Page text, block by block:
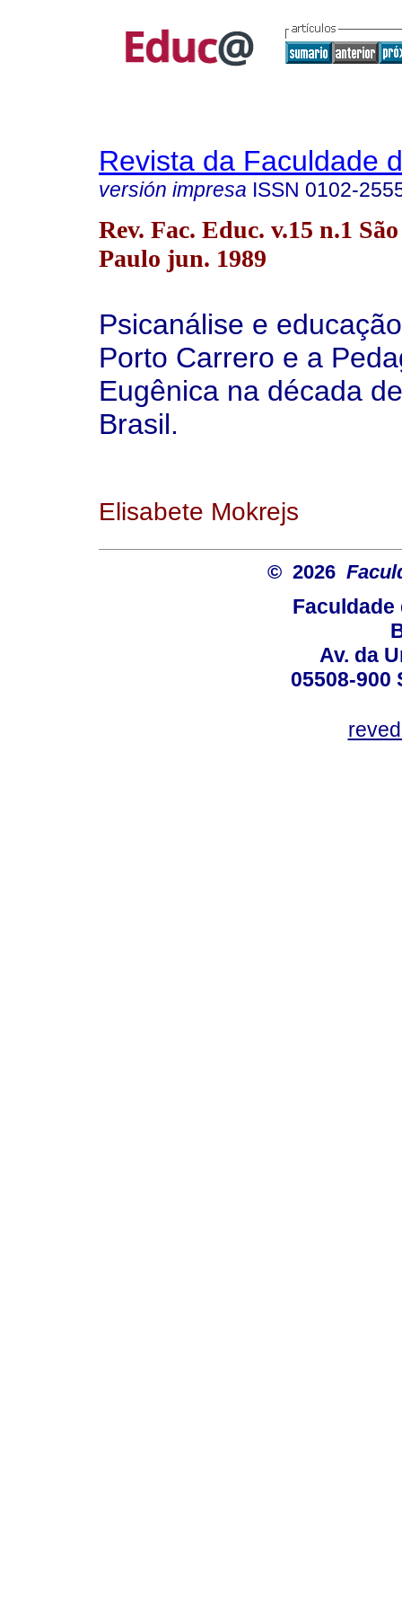
Revista da Faculdade
versión impresa ISSN 0102-
Rev. Fac. Educ. v.15 n.1 São
Paulo jun. 1989
Psicanálise e
Porto Carrero e a
Eugênica na década
Brasil.
Elisabete Mokrejs
© 2026
Faculdade
Av. da
05508-900